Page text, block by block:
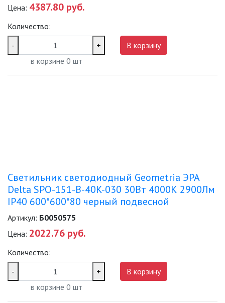
КЛЕЙКИЕ ЛЕНТЫ
ОСВЕЩЕНИЯ (LED МОДУЛИ)
НАСТОЛЬНЫЕ СВЕТИЛЬНИКИ
НОВОГОДНЕЕ ОСВЕЩЕНИЕ
Цена: 4387.80 руб.
Количество:
-
+
в корзине 0 шт
В корзину
Светильник светодиодный Geometria ЭРА
Delta SPO-151-B-40K-030 30Вт 4000К 2900Лм
IP40 600*600*80 черный подвесной
Артикул: Б0050575
Цена: 2022.76 руб.
Количество:
-
+
в корзине 0 шт
В корзину